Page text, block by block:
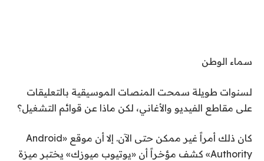
سماء الوطن
لسنوات طويلة سمحت المنصات الموسيقية بالتعليقات
على مقاطع الفيديو والأغاني، لكن ماذا عن قوائم التشغيل؟
كان ذلك أمراً غير ممكن حتى الآن. إلا أن موقع «Android
Authority» كشف مؤخراً أن «يوتيوب ميوزك» يختبر ميزة